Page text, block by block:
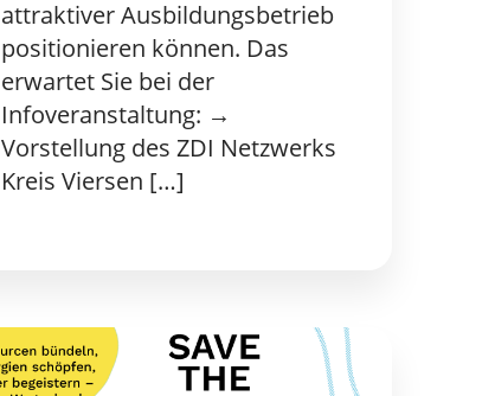
attraktiver Ausbildungsbetrieb
positionieren können. Das
erwartet Sie bei der
Infoveranstaltung: →
Vorstellung des ZDI Netzwerks
Kreis Viersen […]